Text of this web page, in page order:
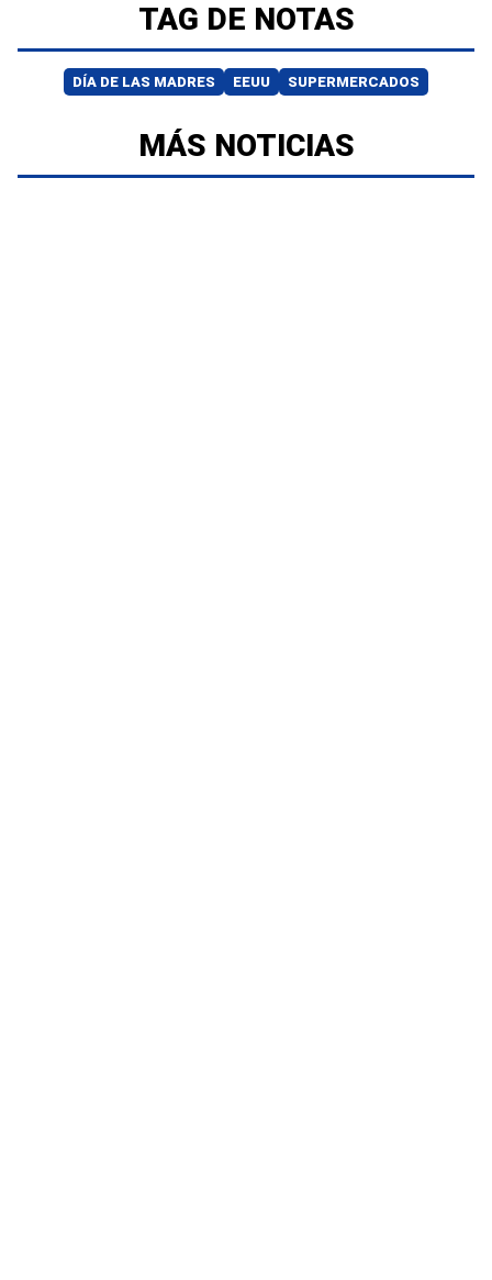
TAG DE NOTAS
DÍA DE LAS MADRES EEUU SUPERMERCADOS
MÁS NOTICIAS